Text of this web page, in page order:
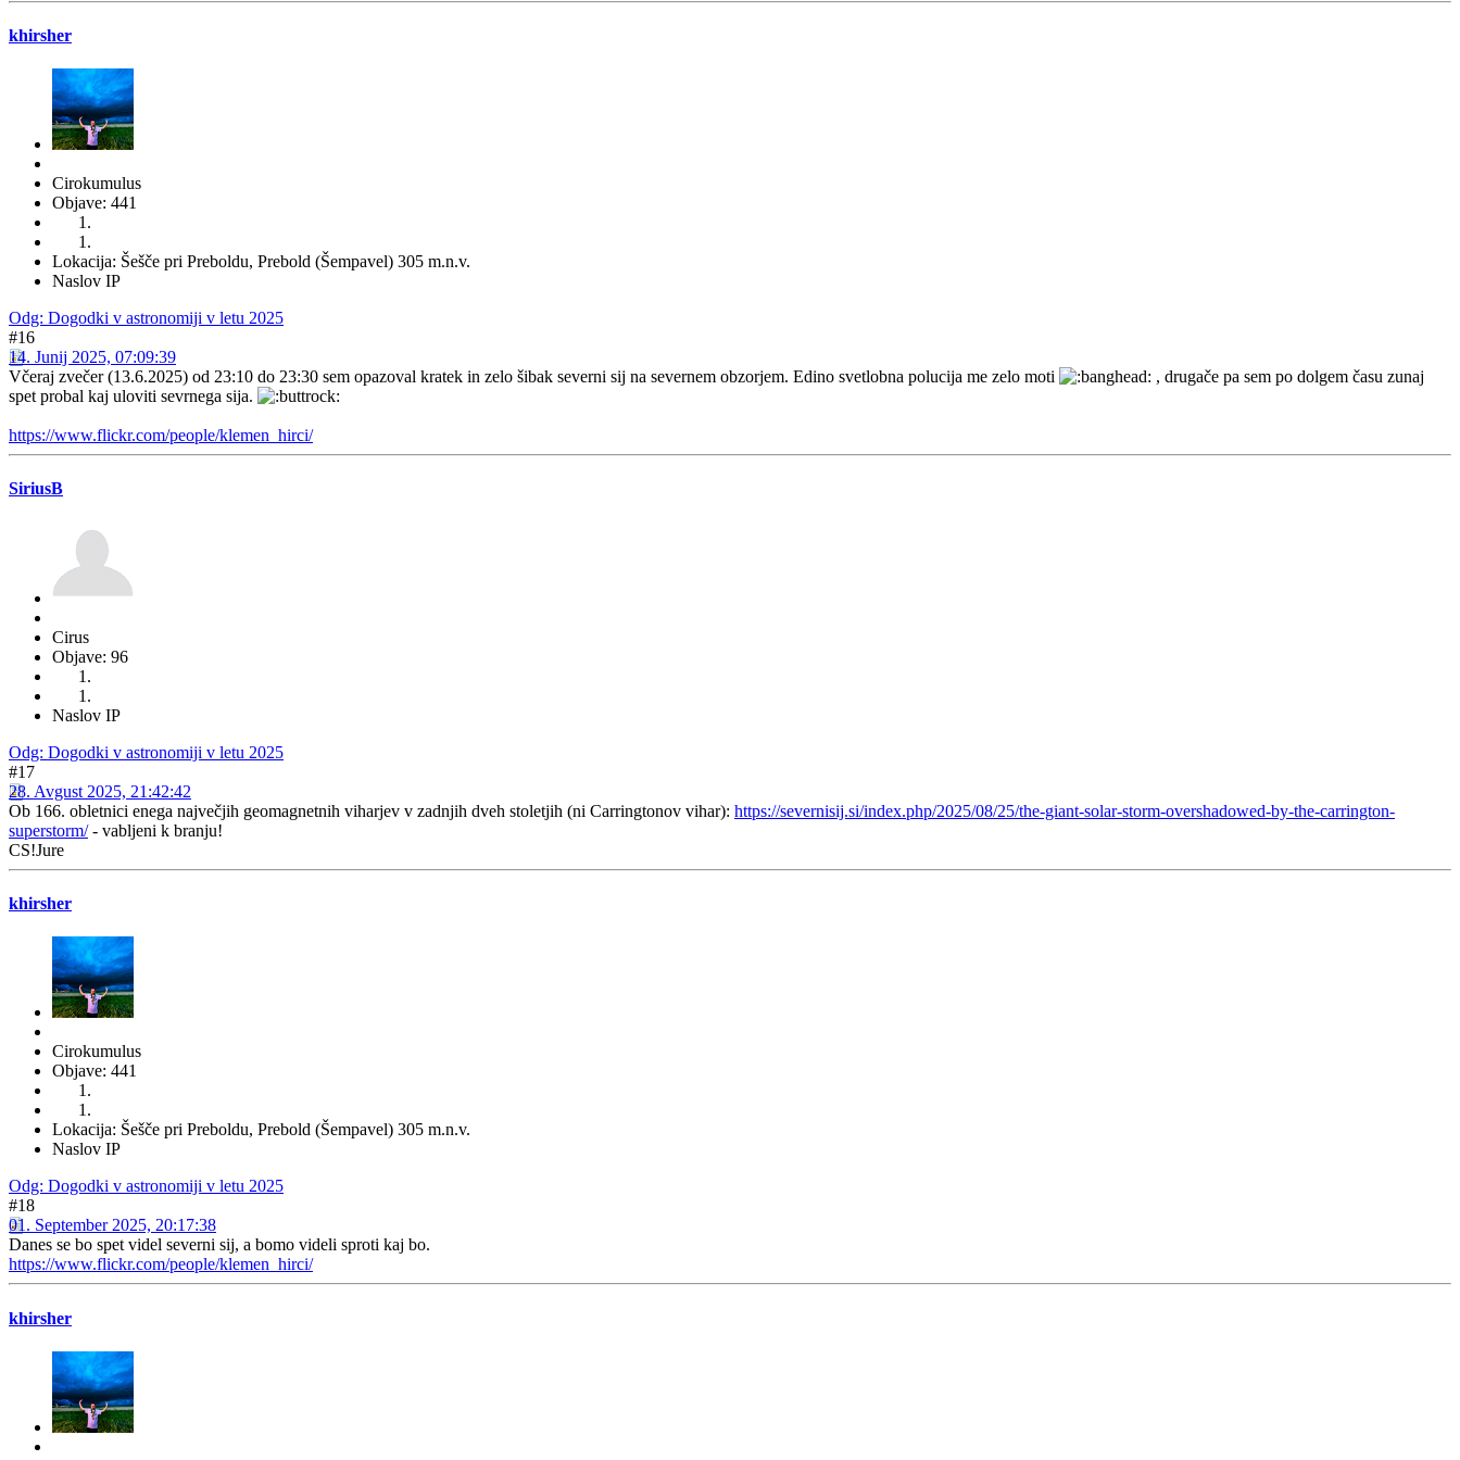
khirsher
Cirokumulus
Objave: 441
Lokacija: Šešče pri Preboldu, Prebold (Šempavel) 305 m.n.v.
Naslov IP
Odg: Dogodki v astronomiji v letu 2025
#16
14. Junij 2025, 07:09:39
Včeraj zvečer (13.6.2025) od 23:10 do 23:30 sem opazoval kratek in zelo šibak severni sij na severnem obzorjem. Edino svetlobna polucija me zelo moti
, drugače pa sem po dolgem času zunaj
spet probal kaj uloviti sevrnega sija.
https://www.flickr.com/people/klemen_hirci/
SiriusB
Cirus
Objave: 96
Naslov IP
Odg: Dogodki v astronomiji v letu 2025
#17
28. Avgust 2025, 21:42:42
Ob 166. obletnici enega največjih geomagnetnih viharjev v zadnjih dveh stoletjih (ni Carringtonov vihar): https://severnisij.si/index.php/2025/08/25/the-giant-solar-storm-overshadowed-by-the-carrington-
superstorm/- vabljeni k branju!
CS!Jure
khirsher
Cirokumulus
Objave: 441
Lokacija: Šešče pri Preboldu, Prebold (Šempavel) 305 m.n.v.
Naslov IP
Odg: Dogodki v astronomiji v letu 2025
#18
01. September 2025, 20:17:38
Danes se bo spet videl severni sij, a bomo videli sproti kaj bo.
https://www.flickr.com/people/klemen_hirci/
khirsher